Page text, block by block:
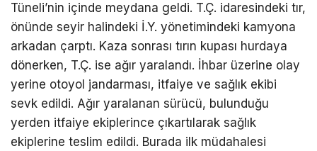
Tüneli’nin içinde meydana geldi. T.Ç. idaresindeki tır,
önünde seyir halindeki İ.Y. yönetimindeki kamyona
arkadan çarptı. Kaza sonrası tırın kupası hurdaya
dönerken, T.Ç. ise ağır yaralandı. İhbar üzerine olay
yerine otoyol jandarması, itfaiye ve sağlık ekibi
sevk edildi. Ağır yaralanan sürücü, bulunduğu
yerden itfaiye ekiplerince çıkartılarak sağlık
ekiplerine teslim edildi. Burada ilk müdahalesi